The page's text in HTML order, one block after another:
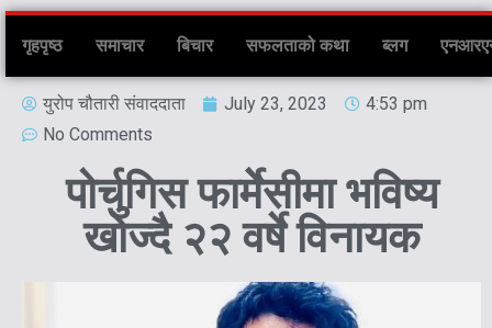
गृहपृष्ठ समाचार बिचार सफलताको कथा ब्लग
युरोप चौतारी संवाददाता July 23, 2023
4:53 pm
No Comments
पोर्चुगिस फार्मेेसीमा भविष्य
खोज्दै २२ वर्षे विनायक